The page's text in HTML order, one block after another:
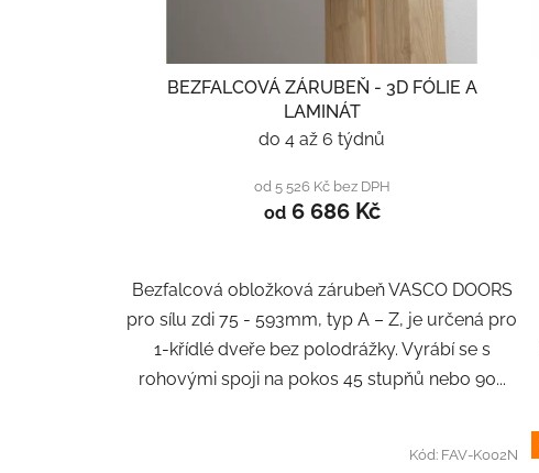
BEZFALCOVÁ ZÁRUBEŇ - 3D FÓLIE A
LAMINÁT
do 4 až 6 týdnů
od 5 526 Kč bez DPH
od6 686 Kč
Bezfalcová obložková zárubeň VASCO DOORS
pro sílu zdi 75 - 593mm, typ A – Z, je určená pro
1-křídlé dveře bez polodrážky. Vyrábí se s
rohovými spoji na pokos 45 stupňů nebo 90...
Kód: FAV-K002N